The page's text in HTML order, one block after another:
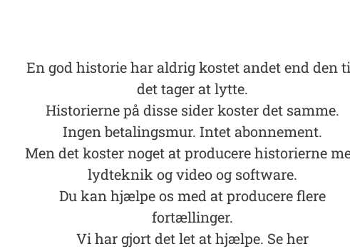
En god historie har aldrig kostet andet end den
det tager at lytte.
Historierne på disse sider koster det samme.
Ingen betalingsmur. Intet abonnement.
Men det koster noget at producere historierne
lydteknik og video og software.
Du kan hjælpe os med at producere flere
fortællinger.
Vi har gjort det let at hjælpe. Se her